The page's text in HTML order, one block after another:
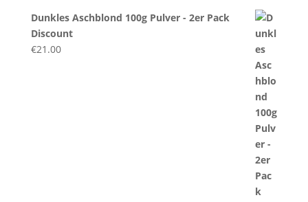
Dunkles Aschblond 100g Pulver - 2er Pack
Discount
€21.00